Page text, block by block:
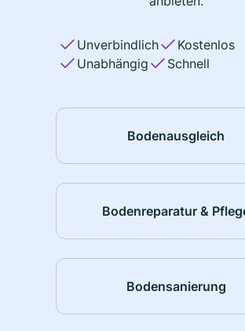
Unverbindlich
Kostenlos
Unabhängig
Schnell
Bodenausgleich
Bodenreparatur &
Bodensanierung